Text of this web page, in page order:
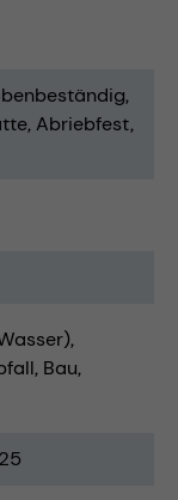
Abriebfest
Bau